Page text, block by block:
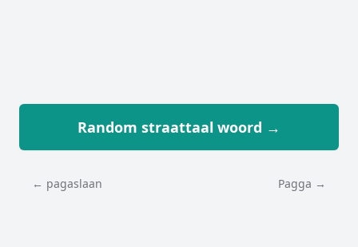
Random straattaal woord →
← pagaslaan Pagga →